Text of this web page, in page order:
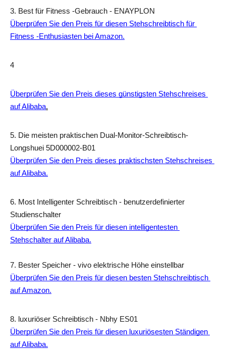
3. Best für Fitness -Gebrauch - ENAYPLON
Überprüfen Sie den Preis für diesen Stehschreibtisch für
Fitness -Enthusiasten bei Amazon.
4
Überprüfen Sie den Preis dieses günstigsten Stehschreises
auf Alibaba.
5. Die meisten praktischen Dual-Monitor-Schreibtisch-
Longshuei 5D000002-B01
Überprüfen Sie den Preis dieses praktischsten Stehschreises
auf Alibaba.
6. Most Intelligenter Schreibtisch - benutzerdefinierter
Studienschalter
Überprüfen Sie den Preis für diesen intelligentesten
Stehschalter auf Alibaba.
7. Bester Speicher - vivo elektrische Höhe einstellbar
Überprüfen Sie den Preis für diesen besten Stehschreibtisch
auf Amazon.
8. luxuriöser Schreibtisch - Nbhy ES01
Überprüfen Sie den Preis für diesen luxuriösesten Ständigen
auf Alibaba.